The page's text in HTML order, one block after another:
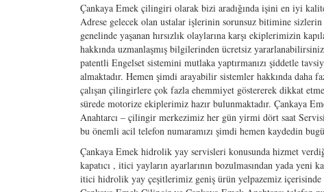
Çankaya Emek çilingiri olarak bizi aradığında işini en iyi
Adrese gelecek olan ustalar işlerinin sorunsuz bitimine
genelinde yaşanan hırsızlık olaylarına karşı ekiplerimizin
hakkında uzmanlaşmış bilgilerinden ücretsiz
patentli Engelset sistemini mutlaka yaptırmanızı şiddetle
almaktadır. Hemen şimdi arayabilir sistemler hakkında
çalışan çilingirlere çok fazla ehemmiyet göstererek dikkat
sürede motorize ekiplerimiz hazır bulunmaktadır. Çankaya
Anahtarcı – çilingir merkezimiz her gün yirmi dört saat
bu önemli acil telefon numaramızı şimdi hemen kaydedin
Çankaya Emek hidrolik yay servisleri konusunda hizmet
kapatıcı , itici yayların ayarlarının bozulmasından yada
itici hidrolik yay çeşitlerimiz geniş ürün yelpazemiz içerisinde